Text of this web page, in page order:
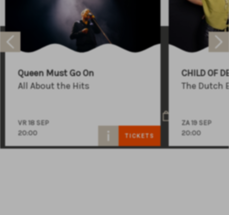
Queen Must Go On
All About the Hits
VR 18 SEP
20:00
TICKETS
CHILD OF
The Dutch
ZA 19 SEP
20:00
+31 (0)591 - 850 856
info@atlastheater.nl